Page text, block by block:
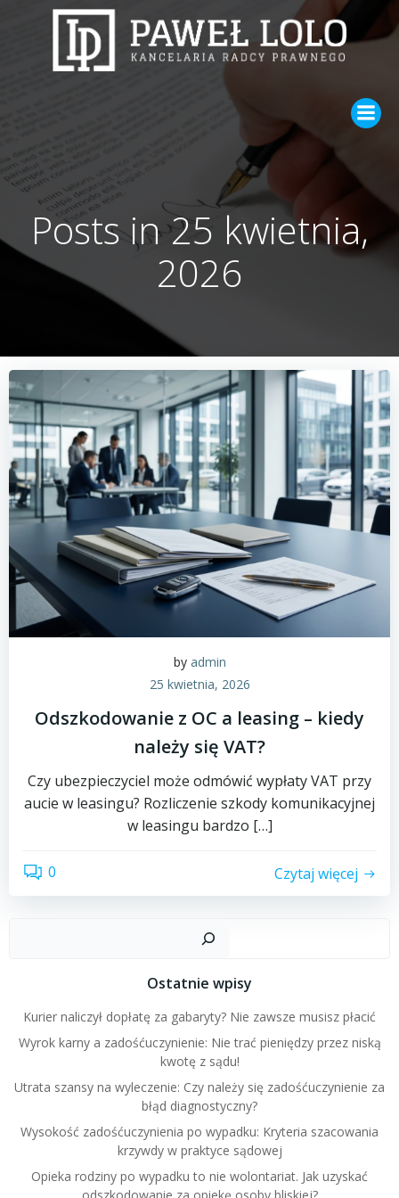
to
content
Posts in 25 kwietnia,
2026
by admin
25 kwietnia, 2026
Odszkodowanie z OC a leasing – kiedy
należy się VAT?
Czy ubezpieczyciel może odmówić wypłaty VAT przy
aucie w leasingu? Rozliczenie szkody komunikacyjnej
w leasingu bardzo […]
0 Czytaj więcej
Ostatnie wpisy
Kurier naliczył dopłatę za gabaryty? Nie zawsze musisz płacić
Wyrok karny a zadośćuczynienie: Nie trać pieniędzy przez niską
kwotę z sądu!
Utrata szansy na wyleczenie: Czy należy się zadośćuczynienie za
błąd diagnostyczny?
Wysokość zadośćuczynienia po wypadku: Kryteria szacowania
krzywdy w praktyce sądowej
Opieka rodziny po wypadku to nie wolontariat. Jak uzyskać